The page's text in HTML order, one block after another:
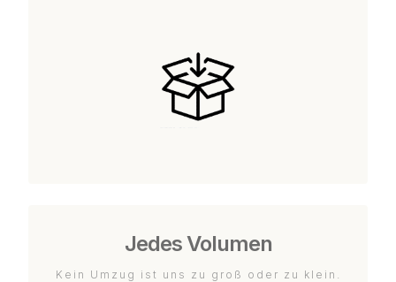
Jedes Volumen
Kein Umzug ist uns zu groß oder zu klein.